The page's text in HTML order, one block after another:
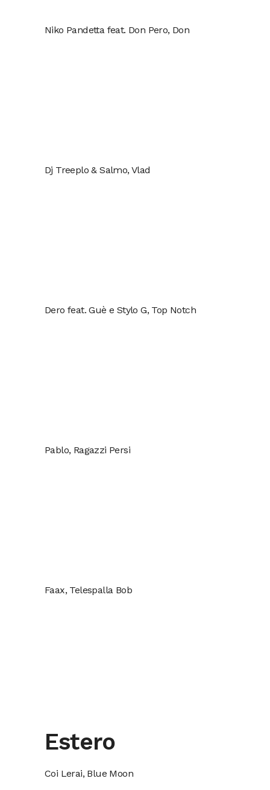
Niko Pandetta feat. Don Pero, Don
Dj Treeplo & Salmo, Vlad
Dero feat. Guè e Stylo G, Top Notch
Pablo, Ragazzi Persi
Faax, Telespalla Bob
Estero
Coi Lerai, Blue Moon